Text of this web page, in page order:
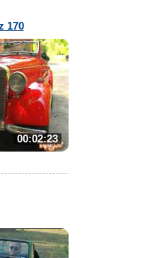
170
00:02:23